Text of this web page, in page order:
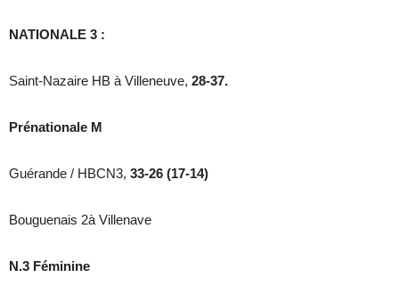
NATIONALE 3 :
Saint-Nazaire HB à Villeneuve, 28-37.
Prénationale M
Guérande / HBCN3, 33-26 (17-14)
Bouguenais 2à Villenave
N.3 Féminine